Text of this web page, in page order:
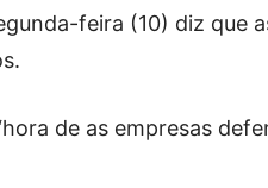
feira (10) diz que
de as empresas